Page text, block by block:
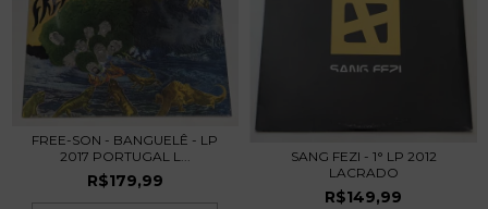
FREE-SON - BANGUELÊ - LP
2017 PORTUGAL L...
R$179,99
SANG FEZI - 1° LP 2012
LACRADO
R$149,99